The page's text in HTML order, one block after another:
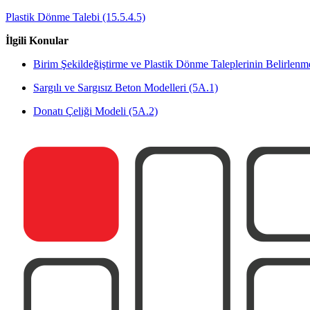
Plastik Dönme Talebi (15.5.4.5)
İlgili Konular
Birim Şekildeğiştirme ve Plastik Dönme Taleplerinin
Sargılı ve Sargısız Beton Modelleri (5A.1)
Donatı Çeliği Modeli (5A.2)